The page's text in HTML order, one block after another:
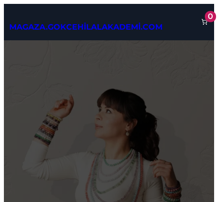
geç
MAGAZA.GOKCEHİLALAKADEMİ.COM
0